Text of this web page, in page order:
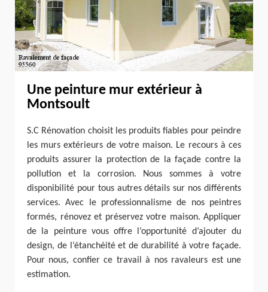
Une peinture mur extérieur à
Montsoult
S.C Rénovation choisit les produits fiables pour peindre
les murs extérieurs de votre maison. Le recours à ces
produits assurer la protection de la façade contre la
pollution et la corrosion. Nous sommes à votre
disponibilité pour tous autres détails sur nos différents
services. Avec le professionnalisme de nos peintres
formés, rénovez et préservez votre maison. Appliquer
de la peinture vous offre l’opportunité d’ajouter du
design, de l’étanchéité et de durabilité à votre façade.
Pour nous, confier ce travail à nos ravaleurs est une
estimation.